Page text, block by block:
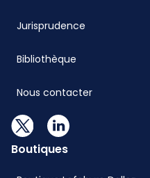
Jurisprudence
Bibliothèque
Nous contacter
Boutiques